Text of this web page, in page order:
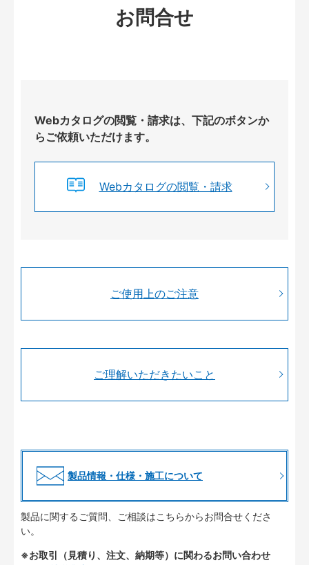
お問合せ
Webカタログの閲覧・請求は、下記のボタンか
らご依頼いただけます。
Webカタログの閲覧・請求
ご使用上のご注意
ご理解いただきたいこと
製品情報・仕様・施工について
製品に関するご質問、ご相談はこちらからお問合せくださ
い。
※お取引（見積り、注文、納期等）に関わるお問い合わせ